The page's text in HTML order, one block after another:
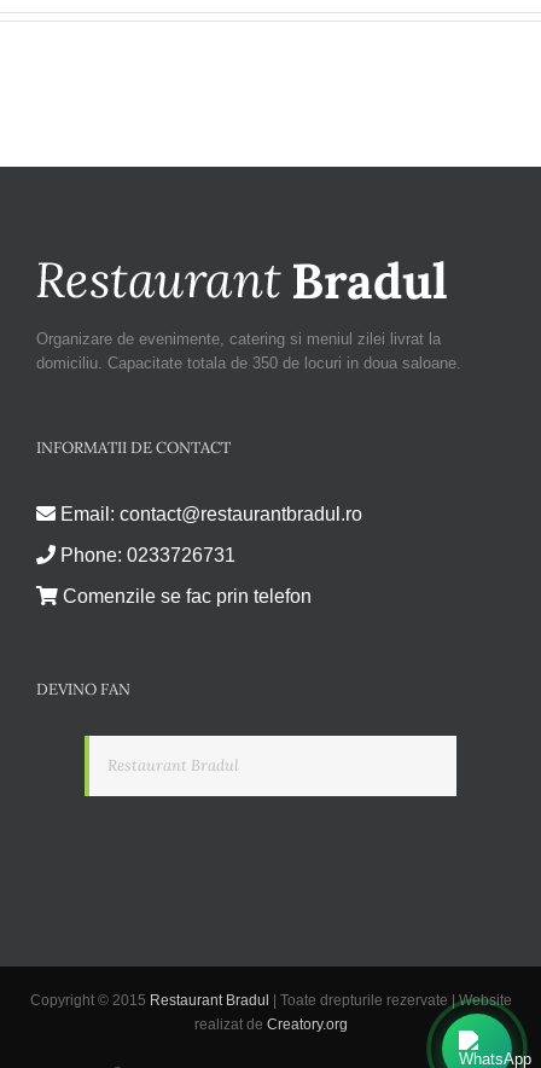
Organizare de evenimente, catering si meniul zilei livrat la
domiciliu. Capacitate totala de 350 de locuri in doua saloane.
INFORMATII DE CONTACT
Email: contact@restaurantbradul.ro
Phone: 0233726731
Comenzile se fac prin telefon
DEVINO FAN
Restaurant Bradul
Copyright © 2015 Restaurant Bradul
| Toate drepturile rezervate | Website
realizat de Creatory.org